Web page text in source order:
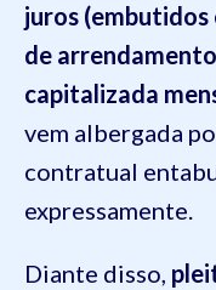
juros
de
capitalizada
vem albergada
contratual
expressamente.
Diante disso,